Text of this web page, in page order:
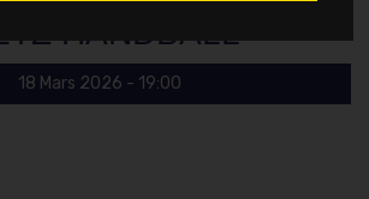
HANDBALL
18 Mars 2026 - 19:00